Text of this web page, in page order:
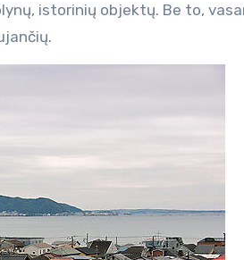
istorinių objektų. Be to,